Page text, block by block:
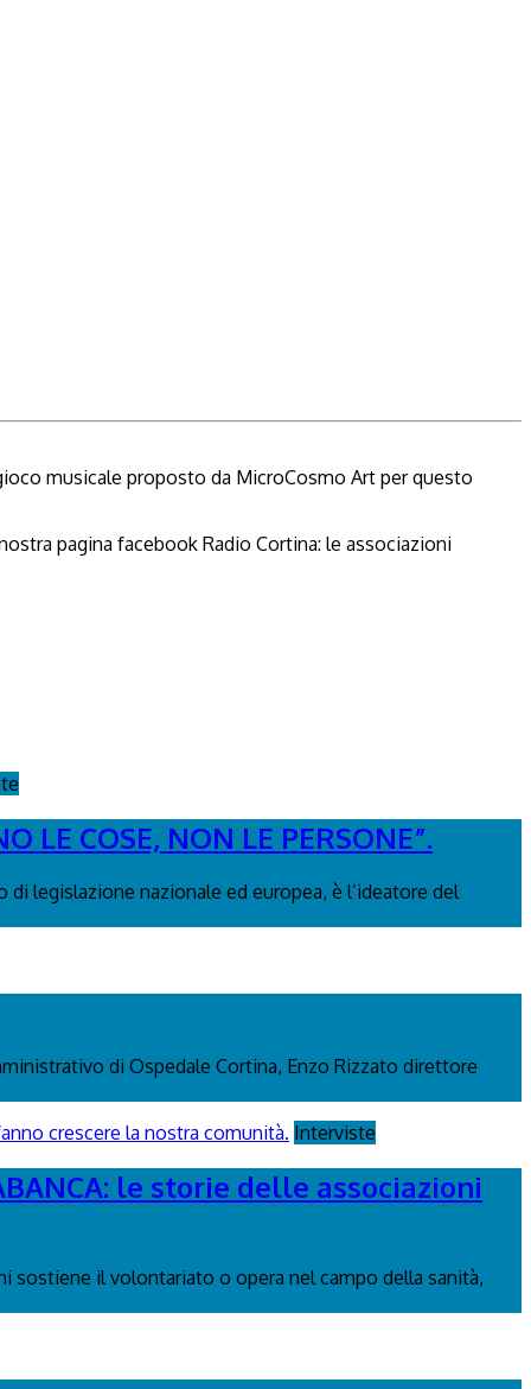
musicale proposto da MicroCosmo Art per questo
pagina facebook Radio Cortina: le associazioni
LE COSE, NON LE PERSONE”.
di legislazione nazionale ed europea, è l’ideatore del
di Ospedale Cortina, Enzo Rizzato direttore
Interviste
le storie delle associazioni
sostiene il volontariato o opera nel campo della sanità,